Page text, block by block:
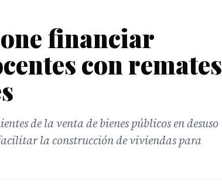
financiar
con remates
de la venta de bienes públicos en desuso
la construcción de viviendas para